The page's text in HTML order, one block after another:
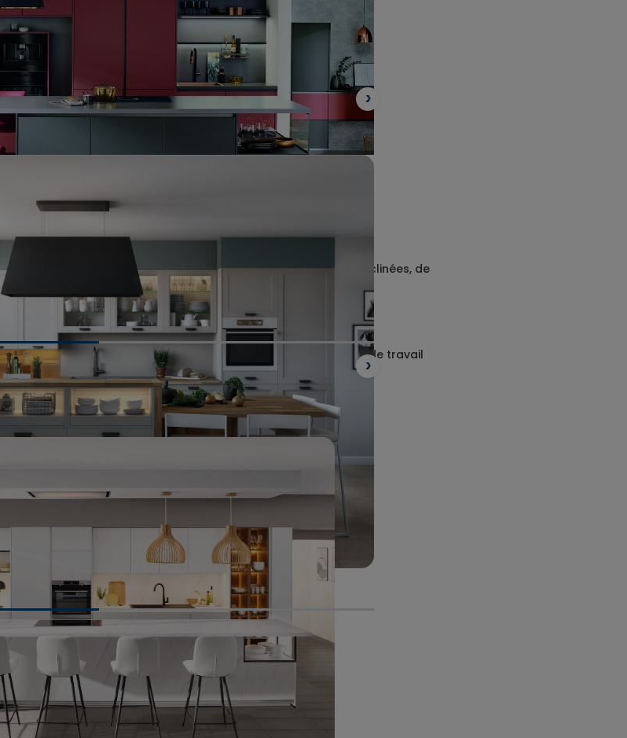
Suivant
à votre cuisine en utilisant un plan de travail assorti à
ouvertes.
de nombreux accessoires, comme des équerres pour
de travail et une résistance à toute épreuve.
Suivant
snack
cuisine, surélevé grâce à des consoles de bar droites ou inclinées, de
sont disponibles.
ou dîner avec quelques convives.
» dans une cuisine beaucoup plus spacieuse et avec un plan de travail